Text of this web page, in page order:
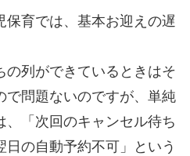
保育では、基本お迎えの遅
の列ができているときはそ
で問題ないのですが、単純
、「次回のキャンセル待ち
日の自動予約不可」という